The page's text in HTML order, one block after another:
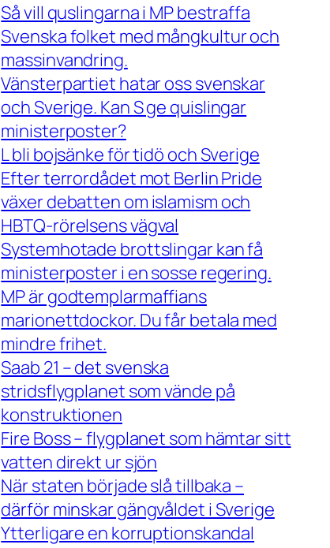
Så vill quslingarna i MP bestraffa
Svenska folket med mångkultur och
massinvandring.
Vänsterpartiet hatar oss svenskar
och Sverige. Kan S ge quislingar
ministerposter?
L bli bojsänke för tidö och Sverige
Efter terrordådet mot Berlin Pride
växer debatten om islamism och
HBTQ-rörelsens vägval
Systemhotade brottslingar kan få
ministerposter i en sosse regering.
MP är godtemplarmaffians
marionettdockor. Du får betala med
mindre frihet.
Saab 21 – det svenska
stridsflygplanet som vände på
konstruktionen
Fire Boss – flygplanet som hämtar sitt
vatten direkt ur sjön
När staten började slå tillbaka –
därför minskar gängvåldet i Sverige
Ytterligare en korruptionskandal